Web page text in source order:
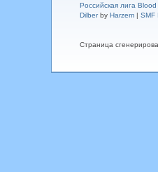
Российская лига
Dilberby Harzem| SMF
Страница